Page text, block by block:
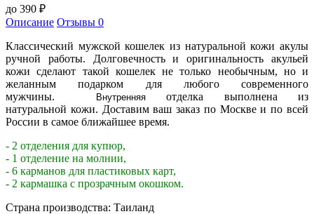
до 390 ₽
Описание Отзывы 0
Классический мужской кошелек из натуральной кожи акулы
ручной работы. Долговечность и оригинальность акульей
кожи сделают такой кошелек не только необычным, но и
желанным подарком для любого современного
мужчины.
Внутренняяотделка выполнена из
натуральной кожи. Доставим ваш заказ по Москве и по всей
России в самое ближайшее время.
- 2 отделения для купюр,
- 1 отделение на молнии,
- 6 карманов для пластиковых карт,
- 2 кармашка с прозрачным окошком.
Страна производства: Таиланд